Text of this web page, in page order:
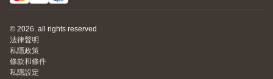
© 2026. all rights reserved
法律聲明
私隱政策
條款和條件
私隱設定